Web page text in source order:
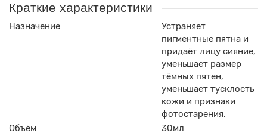
Краткие характеристики
Назначение
Устраняет
пигментные пятна и
придаёт лицу сияние,
уменьшает размер
тёмных пятен,
уменьшает тусклость
кожи и признаки
фотостарения.
Объём
30мл